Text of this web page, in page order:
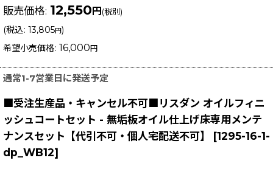
販売価格: 12,550円(税別)
(税込: 13,805円)
希望小売価格: 16,000円
通常1-7営業日に発送予定
■受注生産品・キャンセル不可■リスダン オイルフィニ
ッシュコートセット - 無垢板オイル仕上げ床専用メンテ
ナンスセット【代引不可・個人宅配送不可】
[1295-16-1-
dp_WB12]